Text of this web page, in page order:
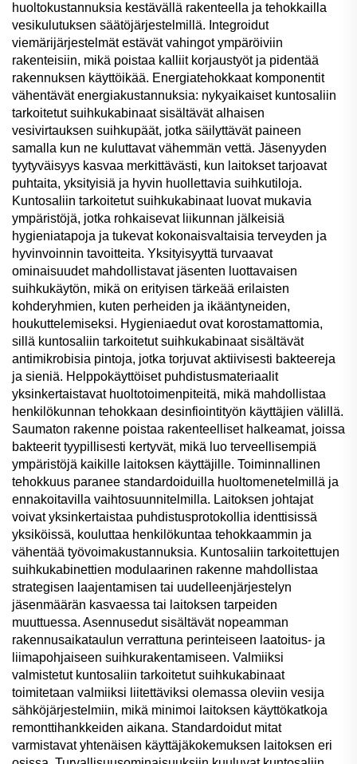
huoltokustannuksia kestävällä rakenteella ja tehokkailla
vesikulutuksen säätöjärjestelmillä. Integroidut
viemärijärjestelmät estävät vahingot ympäröiviin
rakenteisiin, mikä poistaa kalliit korjaustyöt ja pidentää
rakennuksen käyttöikää. Energiatehokkaat komponentit
vähentävät energiakustannuksia: nykyaikaiset kuntosaliin
tarkoitetut suihkukabinaat sisältävät alhaisen
vesivirtauksen suihkupäät, jotka säilyttävät paineen
samalla kun ne kuluttavat vähemmän vettä. Jäsenyyden
tyytyväisyys kasvaa merkittävästi, kun laitokset tarjoavat
puhtaita, yksityisiä ja hyvin huollettavia suihkutiloja.
Kuntosaliin tarkoitetut suihkukabinaat luovat mukavia
ympäristöjä, jotka rohkaisevat liikunnan jälkeisiä
hygieniatapoja ja tukevat kokonaisvaltaisia terveyden ja
hyvinvoinnin tavoitteita. Yksityisyyttä turvaavat
ominaisuudet mahdollistavat jäsenten luottavaisen
suihkukäytön, mikä on erityisen tärkeää erilaisten
kohderyhmien, kuten perheiden ja ikääntyneiden,
houkuttelemiseksi. Hygieniaedut ovat korostamattomia,
sillä kuntosaliin tarkoitetut suihkukabinaat sisältävät
antimikrobisia pintoja, jotka torjuvat aktiivisesti bakteereja
ja sieniä. Helppokäyttöiset puhdistusmateriaalit
yksinkertaistavat huoltotoimenpiteitä, mikä mahdollistaa
henkilökunnan tehokkaan desinfiointityön käyttäjien välillä.
Saumaton rakenne poistaa rakenteelliset halkeamat, joissa
bakteerit tyypillisesti kertyvät, mikä luo terveellisempiä
ympäristöjä kaikille laitoksen käyttäjille. Toiminnallinen
tehokkuus paranee standardoiduilla huoltomenetelmillä ja
ennakoitavilla vaihtosuunnitelmilla. Laitoksen johtajat
voivat yksinkertaistaa puhdistusprotokollia identtisissä
yksiköissä, kouluttaa henkilökuntaa tehokkaammin ja
vähentää työvoimakustannuksia. Kuntosaliin tarkoitettujen
suihkukabinettien modulaarinen rakenne mahdollistaa
strategisen laajentamisen tai uudelleenjärjestelyn
jäsenmäärän kasvaessa tai laitoksen tarpeiden
muuttuessa. Asennusedut sisältävät nopeamman
rakennusaikataulun verrattuna perinteiseen laatoitus- ja
liimapohjaiseen suihkurakentamiseen. Valmiiksi
valmistetut kuntosaliin tarkoitetut suihkukabinaat
toimitetaan valmiiksi liitettäviksi olemassa oleviin vesija
sähköjärjestelmiin, mikä minimoi laitoksen käyttökatkoja
remonttihankkeiden aikana. Standardoidut mitat
varmistavat yhtenäisen käyttäjäkokemuksen laitoksen eri